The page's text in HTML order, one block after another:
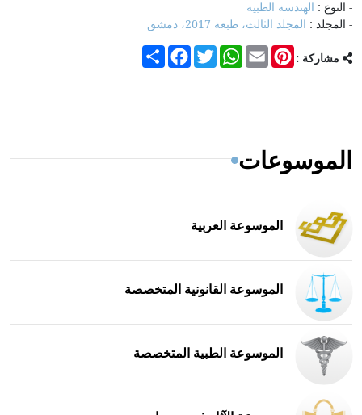
- النوع : الهندسة الطبية
- المجلد : المجلد الثالث، طبعة 2017، دمشق
مشاركة : Share
FacebookTwitter
WhatsAppEmail
Pinterest
الموسوعات
الموسوعة العربية
الموسوعة القانونية المتخصصة
الموسوعة الطبية المتخصصة